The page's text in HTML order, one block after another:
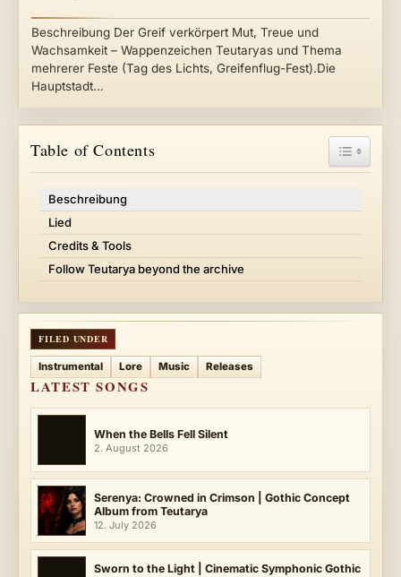
Beschreibung Der Greif verkörpert Mut, Treue und
Wachsamkeit – Wappenzeichen Teutaryas und Thema
mehrerer Feste (Tag des Lichts, Greifenflug-Fest).Die
Hauptstadt…
Table of Contents Toggle
Beschreibung
Lied
Credits & Tools
Follow Teutarya beyond the archive
FILED UNDER
Instrumental Lore Music Releases
LATEST SONGS
When the Bells Fell Silent
2. August 2026
Serenya: Crowned in Crimson | Gothic Concept
Album from Teutarya
12. July 2026
Sworn to the Light | Cinematic Symphonic Gothic